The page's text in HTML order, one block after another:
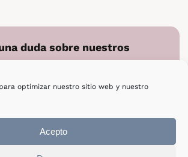
optimizar nuestro sitio web y nuestro
Acepto
duda sobre nuestros
Escribir a Epsilon